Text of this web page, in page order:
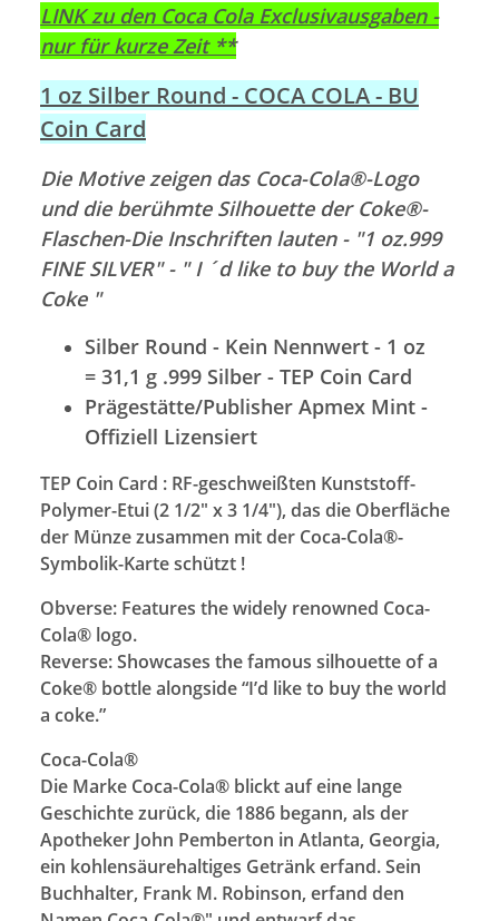
LINK zu den Coca Cola Exclusivausgaben -
nur für kurze Zeit **
1 oz Silber Round - COCA COLA - BU
Coin Card
Die Motive zeigen das Coca-Cola®-Logo
und die berühmte Silhouette der Coke®-
Flaschen-Die Inschriften lauten - "1 oz.999
FINE SILVER" - " I ´d like to buy the World a
Coke "
Silber Round - Kein Nennwert - 1 oz
= 31,1 g .999 Silber - TEP Coin Card
Prägestätte/Publisher Apmex Mint -
Offiziell Lizensiert
TEP Coin Card : RF-geschweißten Kunststoff-
Polymer-Etui (2 1/2" x 3 1/4"), das die Oberfläche
der Münze zusammen mit der Coca-Cola®-
Symbolik-Karte schützt !
Obverse: Features the widely renowned Coca-
Cola® logo.
Reverse: Showcases the famous silhouette of a
Coke® bottle alongside “I’d like to buy the world
a coke.”
Coca-Cola®
Die Marke Coca-Cola® blickt auf eine lange
Geschichte zurück, die 1886 begann, als der
Apotheker John Pemberton in Atlanta, Georgia,
ein kohlensäurehaltiges Getränk erfand. Sein
Buchhalter, Frank M. Robinson, erfand den